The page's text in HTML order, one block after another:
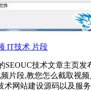
IT技术 片段
SEOUC技术文章主页发
片段,教您怎么截取视
术网站建设源码以及服